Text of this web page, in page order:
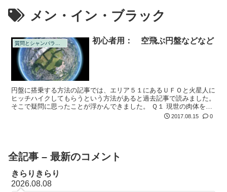
メン・イン・ブラック
初心者用： 空飛ぶ円盤などなど
円盤に搭乗する方法の記事では、エリア５１にあるＵＦＯと火星人に
ヒッチハイクしてもらうという方法があると過去記事で読みました。
そこで疑問に思ったことが浮かんできました。 Ｑ１ 現世の肉体を持
2017.08.15 0
全記事 – 最新のコメント
きらりきらり
2026.08.08